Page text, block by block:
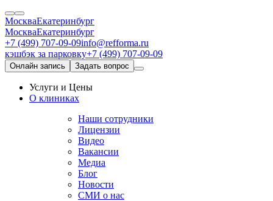
МоскваЕкатеринбург
МоскваЕкатеринбург
+7 (499) 707-09-09info@refforma.ru
кэшбэк за парковку+7 (499) 707-09-09
Онлайн запись Задать вопрос
Услуги и Цены
О клиниках
Наши сотрудники
Лицензии
Видео
Вакансии
Медиа
Блог
Новости
СМИ о нас